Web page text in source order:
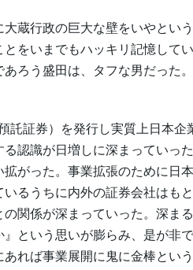
蔵行政の巨大な壁をいやとい
をいまでもハッキリ記憶して
ろう盛田は、タフな男だった
託証券）を発行し実質上日本
認識が日増しに深まっていっ
がった。事業拡張のために日
いるうちに内外の証券会社はも
関係が深まっていった。深ま
という思いが膨らみ、是が非
れば事業展開に鬼に金棒とい